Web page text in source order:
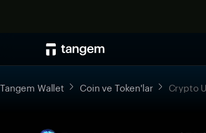
Tangem Wallet Coin ve Token'lar Crypto